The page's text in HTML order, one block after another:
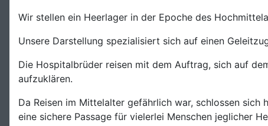
Wir stellen ein Heerlager in der Epoche des
Unsere Darstellung spezialisiert sich auf einen
Die Hospitalbrüder reisen mit dem Auftrag, sich auf
aufzuklären.
Da Reisen im Mittelalter gefährlich war, schlossen
eine sichere Passage für vielerlei Menschen jeglicher